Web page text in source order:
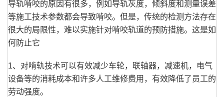
导轨啃咬的原因有很多，例如导轨灰度，倾斜度和测量误差
等施工技术参数都会导致啃咬。但是，传统的检测方法存在
很大的局限性，难以实施针对啃咬轨道的预防措施。这是如
何防止它
1、对啃轨技术可以有效减少车轮，联轴器，减速机，电气
设备等的消耗成本和许多人工维修费用，有效降低了员工的
劳动强度。